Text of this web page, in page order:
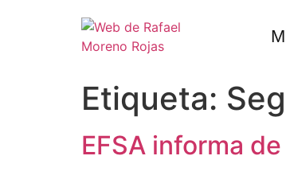
Etiqueta:
EFSA informa